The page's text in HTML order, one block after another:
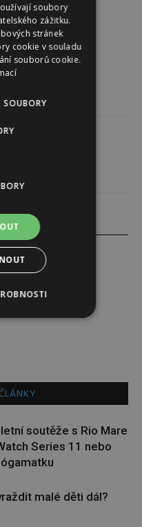
soutěže s Rio Mare
Series 11 nebo
malé děti dál?
soubory
zážitku.
stránek
cookie v souladu
souborů cookie.